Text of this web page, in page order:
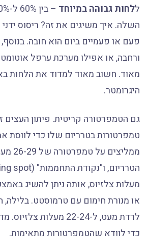
ללחות גבוהה במיוחד
השלה. איך משיגים את זה? ריסוס
פעם או פעמיים ביום הוא חובה.
ורחבה, או אפילו מערכת ערפל
מאוד. חשוב מאוד למדוד את הלחות
היגרומטר.
גם הטמפרטורה קריטית. פיתון העצים
טמפרטורות בטרריום שלו כדי לווסת
ממליצים
מעלות צלזיוס, אותה ניתן להשיג
או מנורת חימום עם טרמוסטט. בלילה,
לרדת מעט, ל-22-24 מעלות
כדי לוודא שהטמפרטורות מתאימות.